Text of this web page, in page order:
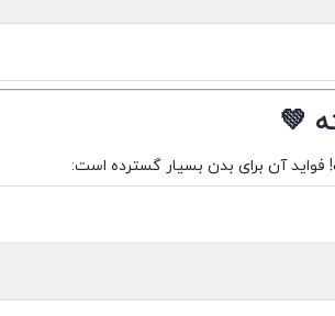
💚
آن برای بدن بسیار گسترده است: